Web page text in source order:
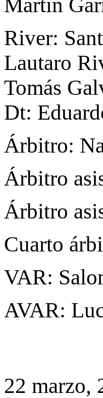
River:
Lautaro
Tomás
Dt:
Árbitro:
Árbitro
Árbitro
Cuarto
VAR:
AVAR:
22 marzo,